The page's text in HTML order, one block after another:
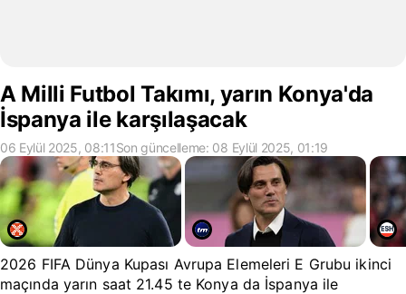
A Milli Futbol Takımı, yarın Konya'da
İspanya ile karşılaşacak
06 Eylül 2025, 08:11Son güncelleme: 08 Eylül 2025, 01:19
2026 FIFA Dünya Kupası Avrupa Elemeleri E Grubu ikinci
maçında yarın saat 21.45 te Konya da İspanya ile